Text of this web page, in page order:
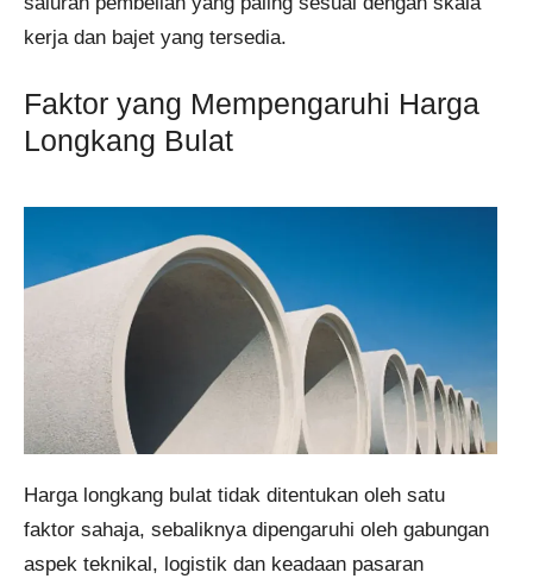
kerja dan bajet yang tersedia.
Faktor yang Mempengaruhi Harga
Longkang Bulat
Harga longkang bulat tidak ditentukan oleh satu
faktor sahaja, sebaliknya dipengaruhi oleh gabungan
aspek teknikal, logistik dan keadaan pasaran